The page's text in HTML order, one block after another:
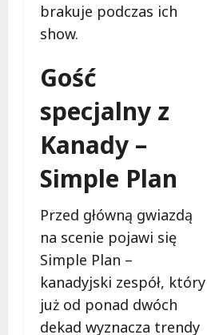
brakuje podczas ich
show.
Gość
specjalny z
Kanady –
Simple Plan
Przed główną gwiazdą
na scenie pojawi się
Simple Plan –
kanadyjski zespół, który
już od ponad dwóch
dekad wyznacza trendy